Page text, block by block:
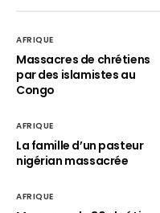
AFRIQUE
Massacres de chrétiens
par des islamistes au
Congo
AFRIQUE
La famille d’un pasteur
nigérian massacrée
AFRIQUE